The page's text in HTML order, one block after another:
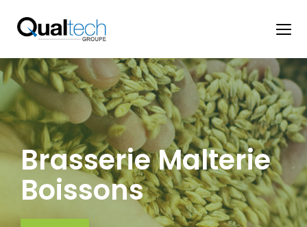
Brasserie Malterie
Boissons